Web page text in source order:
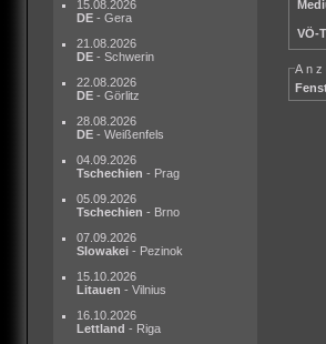
15.08.2026
DE - Gera
21.08.2026
DE - Schwerin
22.08.2026
DE - Görlitz
28.08.2026
DE - Weißenfels
04.09.2026
Tschechien - Prag
05.09.2026
Tschechien - Brno
07.09.2026
Slowakei - Pezinok
15.10.2026
Litauen - Vilnius
16.10.2026
Lettland - Riga
VÖ-